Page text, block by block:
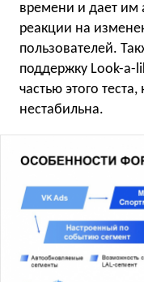
времени и дает им
реакции на
пользователей.
поддержку Look-a-
частью этого
нестабильна.